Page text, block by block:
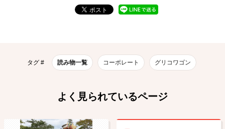
タグ # 読み物一覧 コーポレート グリコワゴン
よく見られているページ